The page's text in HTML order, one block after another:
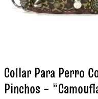
Collar Para Perro
Pinchos –